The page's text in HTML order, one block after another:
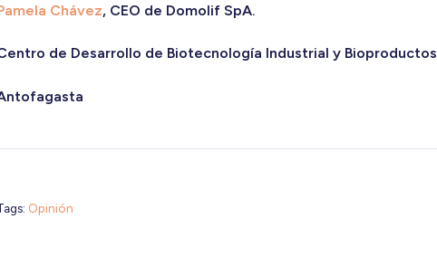
Chávez, CEO de Domolif SpA.
de Desarrollo de Biotecnología Industrial y Bioproductos
Opinión